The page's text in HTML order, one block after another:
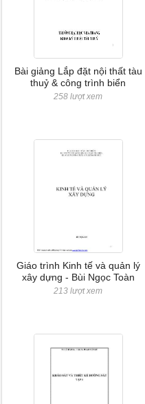
Bài giảng Lắp đặt nội thất tàu
thuỷ & công trình biển
258 lượt xem
Giáo trình Kinh tế và quản lý
xây dựng - Bùi Ngọc Toàn
213 lượt xem